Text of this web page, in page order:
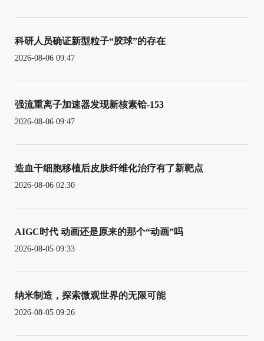
科研人员确证新型粒子“胶球”的存在
2026-08-06 09:47
强流重离子加速器发现新核素铪-153
2026-08-06 09:47
造血干细胞移植后皮肤纤维化治疗有了新靶点
2026-08-06 02:30
AIGC时代 动画还是原来的那个“动画”吗
2026-08-05 09:33
纳米制造，探索微观世界的无限可能
2026-08-05 09:26